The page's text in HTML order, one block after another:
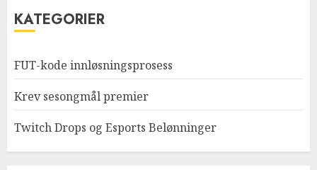
KATEGORIER
FUT-kode innløsningsprosess
Krev sesongmål premier
Twitch Drops og Esports Belønninger